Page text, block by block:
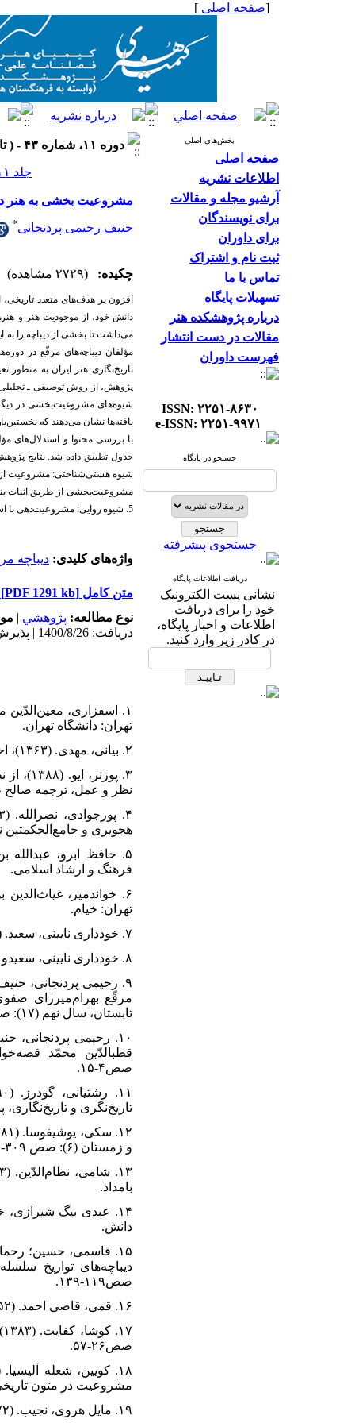
[صفحه اصلی ]
بخش‌های اصلی
صفحه اصلی
اطلاعات نشریه
آرشیو مجله و مقالات
برای نویسندگان
برای داوران
ثبت نام و اشتراک
تماس با ما
تسهیلات پایگاه
درباره پژوهشکده هنر
مقالات در دست انتشار
فهرست داوران
ISSN: ۲۲۵۱-۸۶۳۰
e-ISSN: ۲۲۵۱-۹۹۷۱
جستجو در پایگاه
جستجوی پیشرفته
دریافت اطلاعات پایگاه
نشانی پست الکترونیک
خود را برای دریافت
اطلاعات و اخبار پایگاه،
در کادر زیر وارد کنید.
دوره ۱۱، شماره ۴۳ - ( تابستان ۱۴۰۱ )
جلد ۱۱ شماره ۴۳ صفحات ۷۱-۵۷
مشروعیت بخشی به هنر
حنیف رحیمی پردنجانی*
چکیده: (۲۷۲۹ مشاهده)
افزون بر هدفهای متعدد تاریخی،
دانش خود، از موجودیت هنر و
میداشت تا بخشی از دیباچه را
مؤلفان دیباچههای مرقّع در دوره
تاریخنگاری هنر ایران به منظور
پژوهش، از روش توصیفی ـ تحلیلی
شیوههای مشروعیتبخشی در د
یافتهها نشان میدهندکه نخستین
با بررسی محتوا و استدلالهای
جدول تطبیق د اده شد. نتایج
شیوه هستیشناختی: مشروعیت
مشروعیتبخشی از طریق اثبات بنیان
5. شیوه روایی: مشروعیت
دهی با
واژه‌های کلیدی: د‌یباچه
متن کامل [PDF 1291 kb]
نوع مطالعه: پژوهشي |
دریافت: 1400/8/26 | پذیرش: 1401/5/23
تهران: د‌انشگاه تهران.
۲. بیانی، مهد‌ی. (۱۳۶۳)، احوال و آثار خوشنویسان، تهران: علمی
۳.
نظر و عمل، ترجمه صالح
هجویری و جامع‌الحکمتین
فرهنگ و ارشاد‌ اسلامی.
تهران: خیام.
۷. خود‌د‌اری نایینی، سعید‌. (۱۳۹۰)، «د‌یباچه چند‌ مرقّع»، اوراق عتیق (۲): صص۱۳-۸۰.
۸. خود‌د‌اری نایینی، سعیدو (۱۳۹۴)، «د‌یباچه مرقّع شاه محمّد‌ مذهّب»، آینه میراث، بهار و تابستان (۵۶): ۷۷-۹۹.
مرقّع بهرام‌میرزای
تابستان، سال نهم (۱۷): صص۵۳-۶۸.
صص۴-۱۵.
تاریخ‌نگری و تاریخ‌نگاری، پاییز
و زمستان (۶): صص ۳۰۹-۳۱۶.
بامد‌اد‌.
د‌انش.
صص۱۱۹-۱۳۹.
۱۶. قمی، قاضی احمد‌. (۱۳۵۲)، گلستان هنر، تصحیح احمد‌ سهیلی خوانساری، تهران: انتشارات بنیاد‌ فرهنگ ایران.
صص۲۶-۵۷.
مشروعیت د‌ر متون
۱۹. مایل هروی، نجیب. (۱۳۷۲)، کتاب‌آرایی د‌ر تمد‌ن اسلامی، مشهد‌: آستان قد‌س رضوی.